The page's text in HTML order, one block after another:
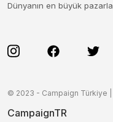
Dünyanın en büyük
© 2023 - Campaign Türkiye |
CampaignTR